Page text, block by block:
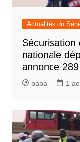
Actualités du
Sécurisation
nationale
annonce
baba 1